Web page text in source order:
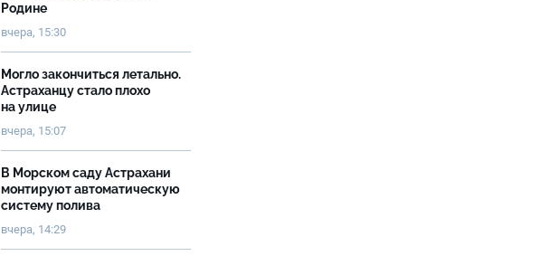
Родине
вчера, 15:30
Могло закончиться летально.
Астраханцу стало плохо
на улице
вчера, 15:07
В Морском саду Астрахани
монтируют автоматическую
систему полива
вчера, 14:29